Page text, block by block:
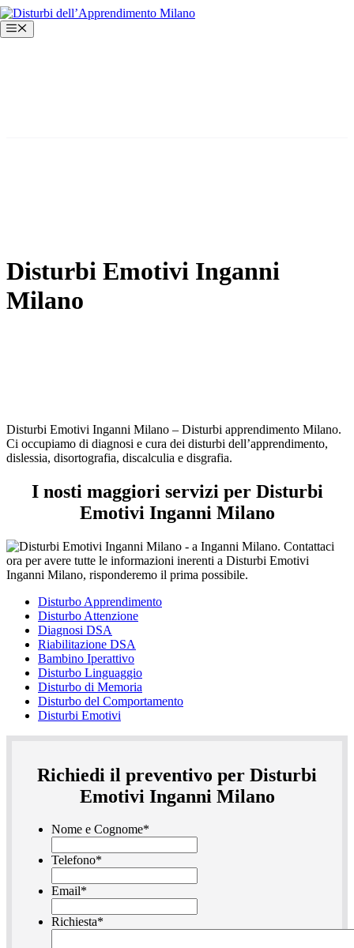
Vai
al
contenuto
Menu
Disturbi Emotivi Inganni
Milano
Disturbi Emotivi Inganni Milano – Disturbi apprendimento Milano.
Ci occupiamo di diagnosi e cura dei disturbi dell’apprendimento,
dislessia, disortografia, discalculia e disgrafia.
I nosti maggiori servizi per Disturbi
Emotivi Inganni Milano
Disturbo Apprendimento
Disturbo Attenzione
Diagnosi DSA
Riabilitazione DSA
Bambino Iperattivo
Disturbo Linguaggio
Disturbo di Memoria
Disturbo del Comportamento
Disturbi Emotivi
Richiedi il preventivo per Disturbi
Emotivi Inganni Milano
Nome e Cognome*
Telefono*
Email*
Richiesta*